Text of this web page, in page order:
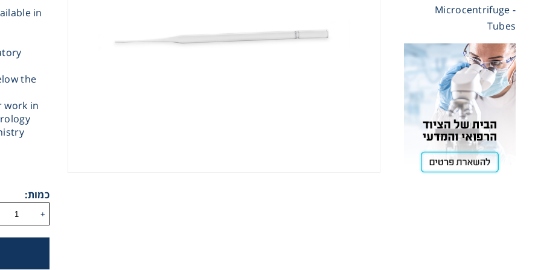
- Microcentrifuge
Tubes
in
the
work in
כמות:
+
Cooling